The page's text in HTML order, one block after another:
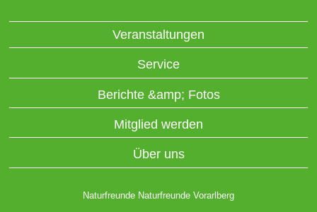
Veranstaltungen
Service
Berichte &amp; Fotos
Mitglied werden
Über uns
Naturfreunde Naturfreunde Vorarlberg